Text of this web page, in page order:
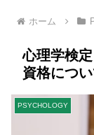
ホーム
心理学検
資格につ
PSYCHOLOGY